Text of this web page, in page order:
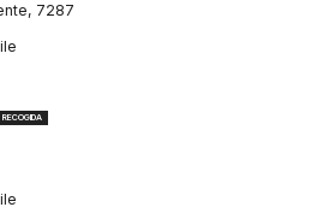
7287
RECOGIDA